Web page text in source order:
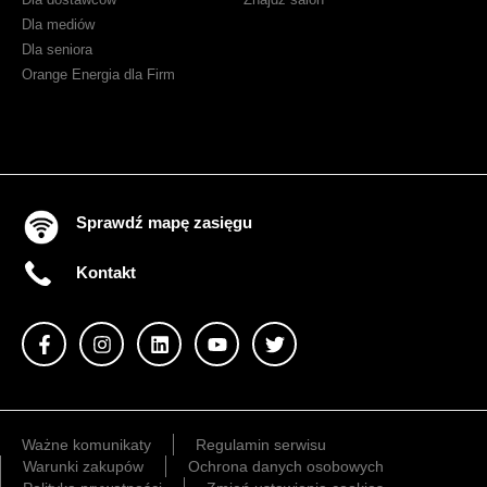
Dla mediów
Dla seniora
Orange Energia dla Firm
Sprawdź mapę zasięgu
Kontakt
Ważne komunikaty
Regulamin serwisu
Warunki zakupów
Ochrona danych osobowych